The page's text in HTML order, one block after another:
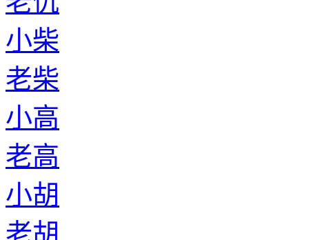
小柴
老柴
小高
老高
小胡
老胡